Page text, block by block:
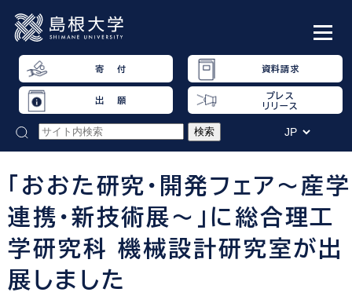
寄 付 資料請求
出 願
プレス
リリース
「おおた研究・開発フェア～産学
連携・新技術展～」に総合理工
学研究科 機械設計研究室が出
展しました